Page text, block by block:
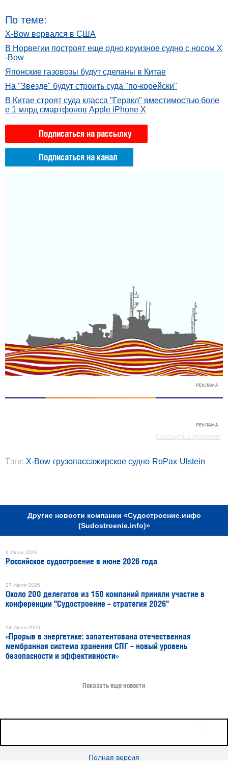
По теме:
X-Bow ворвался в США
В Норвегии построят еще одно круизное судно с носом X
-Bow
Японские газовозы будут сделаны в Китае
На "Звезде" будут строить суда "по-корейски"
В Китае строят суда класса "Геракл" вместимостью боле
е 1 млрд смартфонов Apple iPhone X
Подписаться на рассылку
Подписаться на канал
РЕКЛАМА
РЕКЛАМА
Сообщить о проблеме
Тэги: X-Bow грузопассажирское судно RoPax Ulstein
Другие новости компании «Судостроение.инфо
(Sudostroenie.info)»
9 Июля 2026
Российское судостроение в июне 2026 года
27 Июля 2026
Около 200 делегатов из 150 компаний приняли участие в
конференции "Судостроение – стратегия 2026"
24 Июня 2026
«Прорыв в энергетике: запатентована отечественная
мембранная система хранения СПГ – новый уровень
безопасности и эффективности»
Показать еще новости
Полная версия